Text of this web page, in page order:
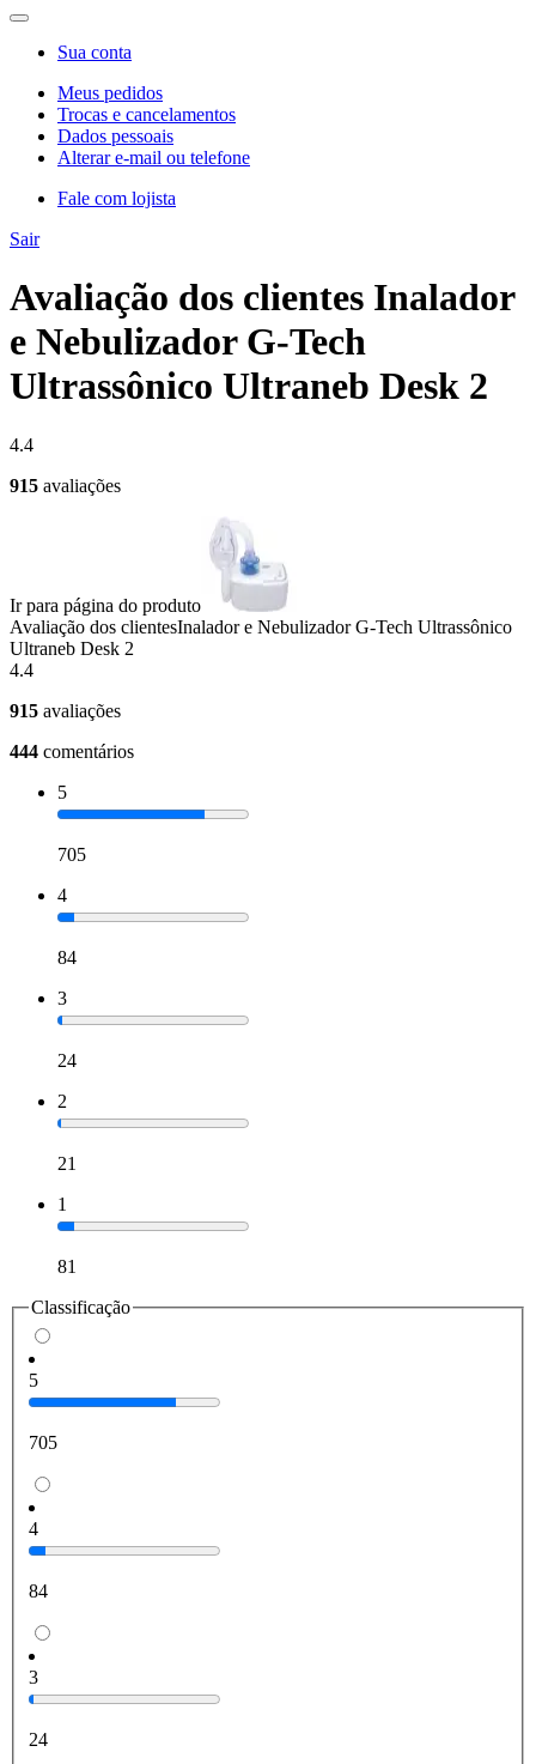
Sua conta
Meus pedidos
Trocas e cancelamentos
Dados pessoais
Alterar e-mail ou telefone
Fale com lojista
Sair
Avaliação dos clientes Inalador
e Nebulizador G-Tech
Ultrassônico Ultraneb Desk 2
4.4
915 avaliações
Ir para página do produto
Avaliação dos clientesInalador e Nebulizador G-Tech Ultrassônico
Ultraneb Desk 2
4.4
915 avaliações
444 comentários
5
705
4
84
3
24
2
21
1
81
Classificação
5
705
4
84
3
24